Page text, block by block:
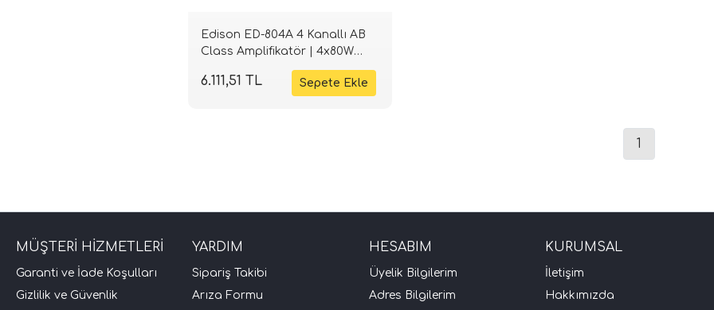
Edison ED-804A 4 Kanallı AB
Class Amplifikatör | 4x80W
6.111,51 TL
1
MÜŞTERİ HİZMETLERİ
Garanti ve İade Koşulları
Gizlilik ve Güvenlik
YARDIM
Sipariş Takibi
Arıza Formu
HESABIM
Üyelik Bilgilerim
Adres Bilgilerim
KURUMSAL
İletişim
Hakkımızda